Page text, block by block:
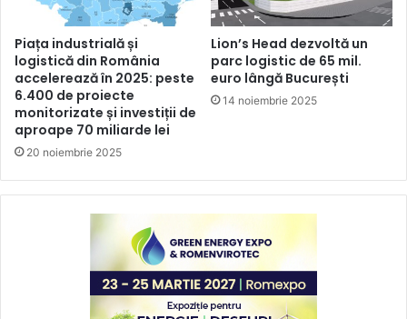
Piața industrială și
logistică din România
accelerează în 2025: peste
6.400 de proiecte
monitorizate și investiții de
aproape 70 miliarde lei
20 noiembrie 2025
Lion’s Head dezvoltă un
parc logistic de 65 mil.
euro lângă București
14 noiembrie 2025